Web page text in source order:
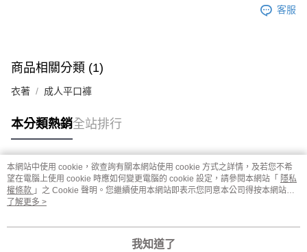
客服
商品相關分類 (1)
衣著 成人平口褲
本分類熱銷全站排行
熱門標籤
本網站中使用 cookie，欲查詢有關本網站使用 cookie 方式之詳情，及若您不希
望在電腦上使用 cookie 時應如何變更電腦的 cookie 設定，請參閱本網站「 隱私
權條款 」之 Cookie 聲明。您繼續使用本網站即表示您同意本公司得按本網站使
用條款之 Cookie 聲明使用 cookie。
了解更多 >
我知道了